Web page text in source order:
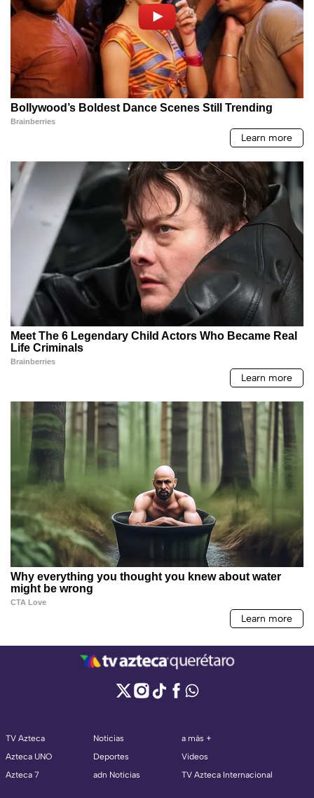
TV Azteca
Azteca UNO
Azteca 7
Noticias
Deportes
adn Noticias
a más +
Videos
TV Azteca Internacional